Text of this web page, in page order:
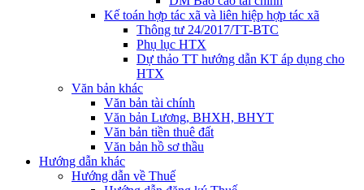
Kế toán hợp tác xã và liên hiệp hợp tác xã
Thông tư 24/2017/TT-BTC
Phụ lục HTX
Dự thảo TT hướng dẫn KT áp dụng cho
HTX
Văn bản khác
Văn bản tài chính
Văn bản Lương, BHXH, BHYT
Văn bản tiền thuê đất
Văn bản hồ sơ thầu
Hướng dẫn khác
Hướng dẫn về Thuế